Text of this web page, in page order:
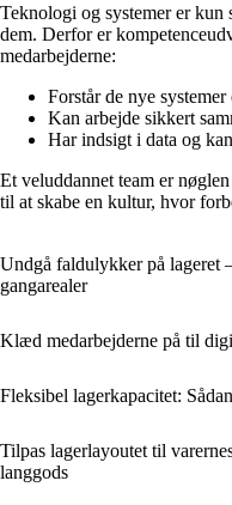
Teknologi og systemer er kun
dem. Derfor er
medarbejderne:
Forstår de nye systemer
Kan arbejde sikkert
Har indsigt i data og
Et veluddannet team er
til at skabe en kultur, hvor
Undgå faldulykker på lageret
gangarealer
Klæd medarbejderne på til
Fleksibel lagerkapacitet:
Tilpas lagerlayoutet til
langgods